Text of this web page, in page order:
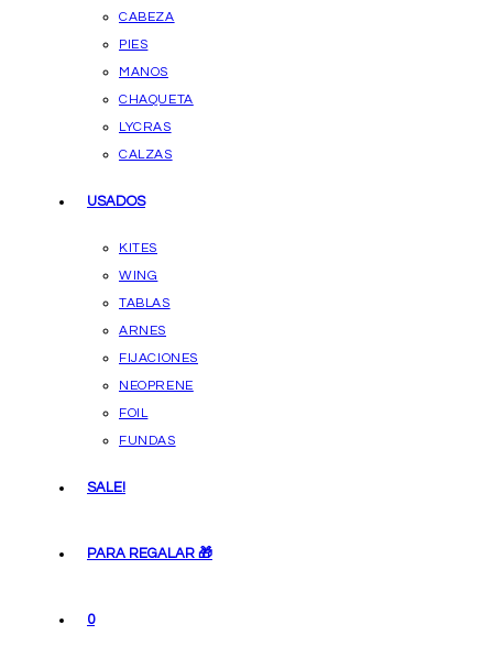
CABEZA
PIES
MANOS
CHAQUETA
LYCRAS
CALZAS
USADOS
KITES
WING
TABLAS
ARNES
FIJACIONES
NEOPRENE
FOIL
FUNDAS
SALE!
PARA REGALAR 🎁
0